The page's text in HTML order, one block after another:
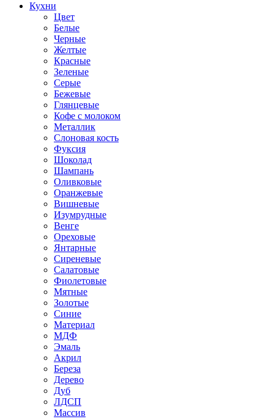
Кухни
Цвет
Белые
Черные
Желтые
Красные
Зеленые
Серые
Бежевые
Глянцевые
Кофе с молоком
Металлик
Слоновая кость
Фуксия
Шоколад
Шампань
Оливковые
Оранжевые
Вишневые
Изумрудные
Венге
Ореховые
Янтарные
Сиреневые
Салатовые
Фиолетовые
Мятные
Золотые
Синие
Материал
МДФ
Эмаль
Акрил
Береза
Дерево
Дуб
ЛДСП
Массив